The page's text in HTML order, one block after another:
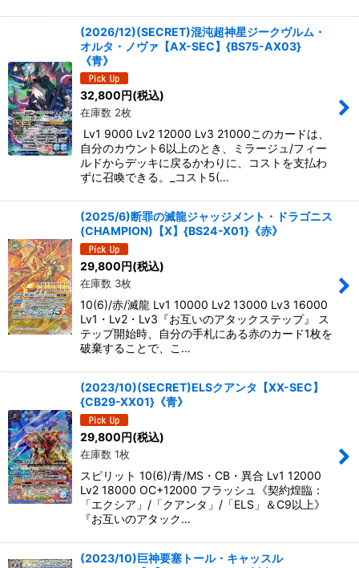
(2026/12)(SECRET)混沌超神星ジークヴルム・
オルタ・ノヴァ【AX-SEC】{BS75-AX03}
《青》
32,800円(税込)
在庫数 2枚
Lv1 9000 Lv2 12000 Lv3 21000このカードは、
自分のカウント6以上のとき、ミラージュ/フィー
ルドからデッキに戻るかわりに、コストを支払わ
ずに召喚できる。_コスト5(…
(2025/6)断罪の滅龍ジャッジメント・ドラゴニス
(CHAMPION)【X】{BS24-X01}《赤》
29,800円(税込)
在庫数 3枚
10(6)/赤/滅龍 Lv1 10000 Lv2 13000 Lv3 16000
Lv1・Lv2・Lv3『お互いのアタックステップ』 ス
テップ開始時、自分の手札にある赤のカード1枚を
破棄することで、こ…
(2023/10)(SECRET)ELSクアンタ【XX-SEC】
{CB29-XX01}《青》
29,800円(税込)
在庫数 1枚
スピリット 10(6)/青/MS・CB・異合 Lv1 12000
Lv2 18000 OC+12000 フラッシュ《契約煌臨：
「エクシア」/「クアンタ」/「ELS」＆C9以上》
『お互いのアタック…
(2023/10)巨神要塞トール・キャッスル